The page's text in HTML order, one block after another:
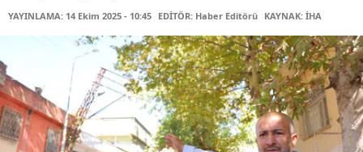
YAYINLAMA: 14 Ekim 2025 - 10:45 EDİTÖR: Haber Editörü KAYNAK: İHA